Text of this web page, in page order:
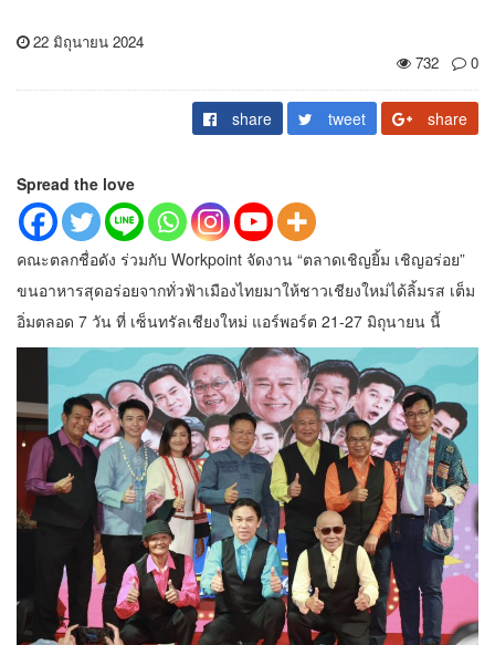
22 มิถุนายน 2024
732
0
share tweet share
Spread the love
คณะตลกชื่อดัง ร่วมกับ Workpoint จัดงาน “ตลาดเชิญยิ้ม เชิญอร่อย”
ขนอาหารสุดอร่อยจากทั่วฟ้าเมืองไทยมาให้ชาวเชียงใหม่ได้ลิ้มรส เต็ม
อิ่มตลอด 7 วัน ที่ เซ็นทรัลเชียงใหม่ แอร์พอร์ต 21-27 มิถุนายน นี้